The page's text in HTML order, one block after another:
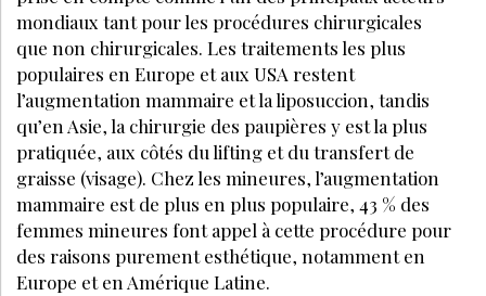
mondiaux tant pour les procédures chirurgicales
que non chirurgicales. Les traitements les plus
populaires en Europe et aux USA restent
l’augmentation mammaire et la liposuccion, tandis
qu’en Asie, la chirurgie des paupières y est la plus
pratiquée, aux côtés du lifting et du transfert de
graisse (visage). Chez les mineures, l’augmentation
mammaire est de plus en plus populaire, 43 % des
femmes mineures font appel à cette procédure pour
des raisons purement esthétique, notamment en
Europe et en Amérique Latine.